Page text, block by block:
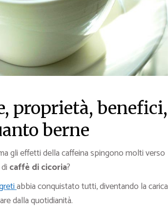
proprietà, benefici,
berne
gli effetti della caffeina spingono molti verso
caffè di cicoria?
abbia conquistato tutti, diventando la carica
dalla quotidianità.